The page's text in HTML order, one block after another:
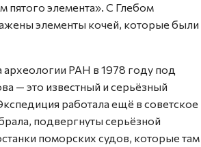
пятого элемента». С Глебом
элементы кочей, которые были
РАН в 1978 году под
— это известный и серьёзный
работала ещё в советское
подвергнуты серьёзной
поморских судов, которые там